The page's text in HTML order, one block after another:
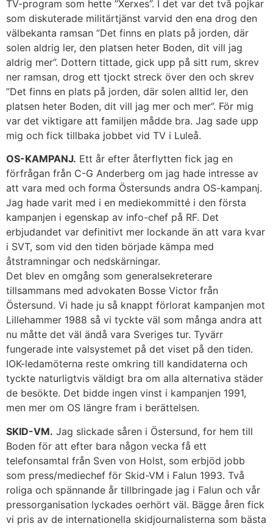
TV-program som hette ”Xerxes”. I det var det två pojkar
som diskuterade militärtjänst varvid den ena drog den
välbekanta ramsan ”Det finns en plats på jorden, där
solen aldrig ler, den platsen heter Boden, dit vill jag
aldrig mer”. Dottern tittade, gick upp på sitt rum, skrev
ner ramsan, drog ett tjockt streck över den och skrev
”Det finns en plats på jorden, där solen alltid ler, den
platsen heter Boden, dit vill jag mer och mer”. För mig
var det viktigare att familjen mådde bra. Jag sade upp
mig och fick tillbaka jobbet vid TV i Luleå.
OS-KAMPANJ. Ett år efter återflytten fick jag en
förfrågan från C-G Anderberg om jag hade intresse av
att vara med och forma Östersunds andra OS-kampanj.
Jag hade varit med i en mediekommitté i den första
kampanjen i egenskap av info-chef på RF. Det
erbjudandet var definitivt mer lockande än att vara kvar
i SVT, som vid den tiden började kämpa med
åtstramningar och nedskärningar.
Det blev en omgång som generalsekreterare
tillsammans med advokaten Bosse Victor från
Östersund. Vi hade ju så knappt förlorat kampanjen mot
Lillehammer 1988 så vi tyckte väl som många andra att
nu måtte det väl ändå vara Sveriges tur. Tyvärr
fungerade inte valsystemet på det viset på den tiden.
IOK-ledamöterna reste omkring till kandidaterna och
tyckte naturligtvis väldigt bra om alla alternativa städer
de besökte. Det bidde ingen vinst i kampanjen 1991,
men mer om OS längre fram i berättelsen.
SKID-VM. Jag slickade såren i Östersund, for hem till
Boden för att efter bara någon vecka få ett
telefonsamtal från Sven von Holst, som erbjöd jobb
som press/mediechef för Skid-VM i Falun 1993. Två
roliga och spännande år tillbringade jag i Falun och vår
pressorganisation lyckades oerhört väl. Bägge åren fick
vi pris av de internationella skidjournalisterna som bästa